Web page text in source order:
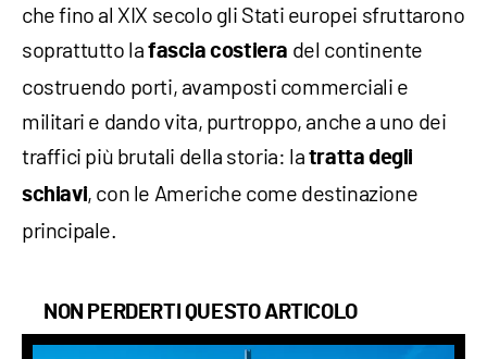
che fino al XIX secolo gli Stati europei sfruttarono
soprattutto la fascia costiera del continente
costruendo porti, avamposti commerciali e
militari e dando vita, purtroppo, anche a uno dei
traffici più brutali della storia: la tratta degli
schiavi, con le Americhe come destinazione
principale.
NON PERDERTI QUESTO ARTICOLO